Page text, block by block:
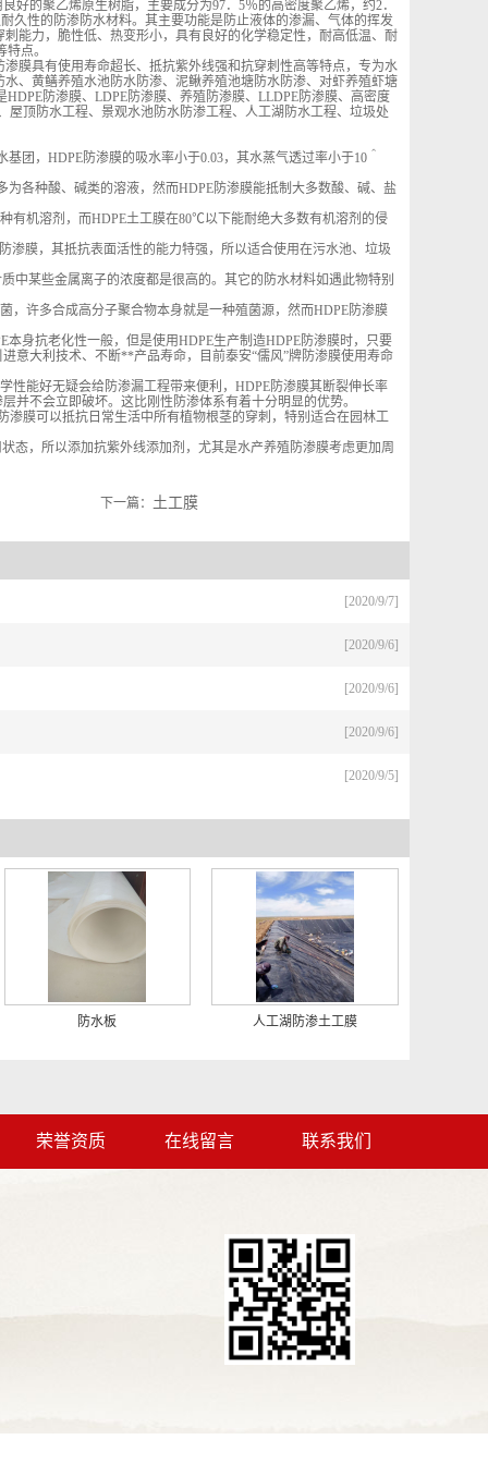
的聚乙烯原生树脂，主要成分为97．5％的高密度聚乙烯，约2．
久性的防渗防水材料。其主要功能是防止液体的渗漏、气体的挥发
能力，脆性低、热变形小，具有良好的化学稳定性，耐高低温、耐
点。
膜具有使用寿命超长、抵抗紫外线强和抗穿刺性高等特点，专为水
、黄鳝养殖水池防水防渗、泥鳅养殖池塘防水防渗、对虾养殖虾塘
防渗膜、LDPE防渗膜、养殖防渗膜、LLDPE防渗膜、高密度
顶防水工程、景观水池防水防渗工程、人工湖防水工程、垃圾处
团，HDPE防渗膜的吸水率小于0.03，其水蒸气透过率小于10＾
各种酸、碱类的溶液，然而HDPE防渗膜能抵制大多数酸、碱、盐
有机溶剂，而HDPE土工膜在80℃以下能耐绝大多数有机溶剂的侵
膜，其抵抗表面活性的能力特强，所以适合使用在污水池、垃圾
中某些金属离子的浓度都是很高的。其它的防水材料如遇此物特别
，许多合成高分子聚合物本身就是一种殖菌源，然而HDPE防渗膜
身抗老化性一般，但是使用HDPE生产制造HDPE防渗膜时，只要
意大利技术、不断**产品寿命，目前泰安“儒风”牌防渗膜使用寿命
性能好无疑会给防渗漏工程带来便利，HDPE防渗膜其断裂伸长率
并不会立即破坏。这比刚性防渗体系有着十分明显的优势。
渗膜可以抵抗日常生活中所有植物根茎的穿刺，特别适合在园林工
态，所以添加抗紫外线添加剂，尤其是水产养殖防渗膜考虑更加周
下一篇： 土工膜
[2020/9/7]
[2020/9/6]
[2020/9/6]
[2020/9/6]
[2020/9/5]
防水板 人工湖防渗土工膜
荣誉资质 在线留言 联系我们